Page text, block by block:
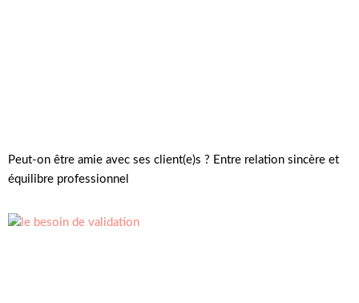
Peut-on être amie avec ses client(e)s ? Entre relation sincère et
équilibre professionnel